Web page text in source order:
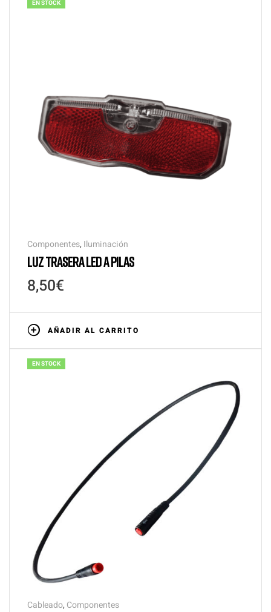
EN STOCK
Componentes, Iluminación
LUZ TRASERA LED A PILAS
8,50€
AÑADIR AL CARRITO
EN STOCK
Cableado, Componentes